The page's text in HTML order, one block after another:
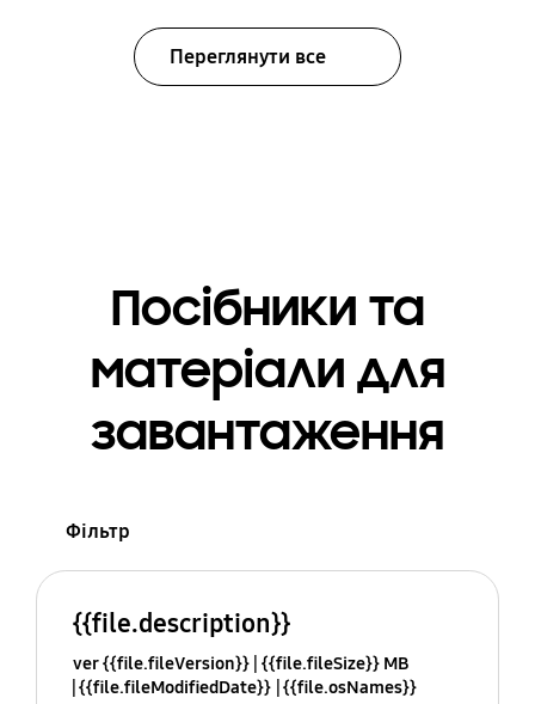
Переглянути все
Посібники та
матеріали для
завантаження
Фільтр
{{file.description}}
ver {{file.fileVersion}} {{file.fileSize}} MB
{{file.fileModifiedDate}} {{file.osNames}}